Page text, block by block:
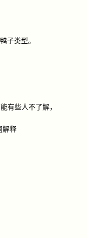
子类型。
有些人不了解，
解释